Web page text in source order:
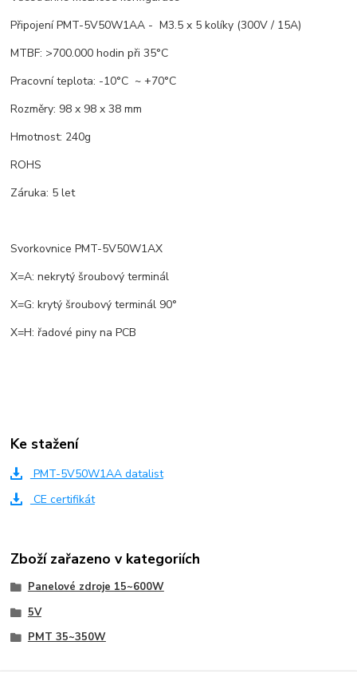
Připojení PMT-5V50W1AA - M3.5 x 5 kolíky (300V / 15A)
MTBF: >700.000 hodin při 35°C
Pracovní teplota: -10°C ~ +70°C
Rozměry: 98 x 98 x 38 mm
Hmotnost: 240g
ROHS
Záruka: 5 let
Svorkovnice PMT-5V50W1AX
X=A: nekrytý šroubový terminál
X=G: krytý šroubový terminál 90°
X=H: řadové piny na PCB
Ke stažení
PMT-5V50W1AA datalist
CE certifikát
Zboží zařazeno v kategoriích
Panelové zdroje 15~600W
5V
PMT 35~350W